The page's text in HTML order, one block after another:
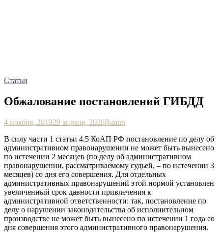
Статьи
Обжалование постановлений ГИБДД
4 ноября, 201929 апреля, 2020Ruann
В силу части 1 статьи 4.5 КоАП РФ постановление по делу об
административном правонарушении не может быть вынесено
по истечении 2 месяцев (по делу об административном
правонарушении, рассматриваемому судьей, – по истечении 3
месяцев) со дня его совершения. Для отдельных
административных правонарушений этой нормой установлен
увеличенный срок давности привлечения к
административной ответственности: так, постановление по
делу о нарушении законодательства об исполнительном
производстве не может быть вынесено по истечении 1 года со
дня совершения этого административного правонарушения.